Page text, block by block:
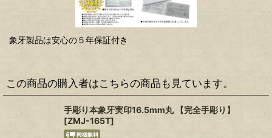
象牙製品は安心の５年保証付き
この商品の購入者はこちらの商品も見ています。
手彫り本象牙実印16.5mm丸 【完全手彫り】
[ZMJ-165T]